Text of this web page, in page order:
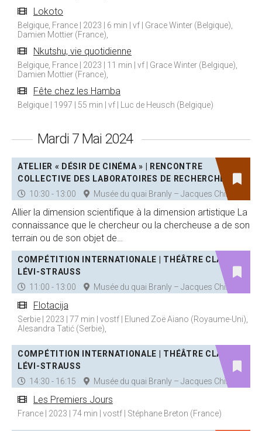
Lokoto
Belgique, France | 2023 | 6 min | vf | Grace Winter (Belgique),
Damien Mottier (France),
Nkutshu, vie quotidienne
Belgique, France | 2023 | 11 min | vf | Grace Winter (Belgique),
Damien Mottier (France),
Fête chez les Hamba
Belgique | 1997 | 55 min | vf | Luc de Heusch (Belgique)
Mardi 7 Mai 2024
ATELIER « DÉSIR DE CINÉMA » | RENCONTRE
COLLECTIVE DES LABORATOIRES DE RECHERCHE
10:30 - 13:00
Musée du quai Branly – Jacques Chirac
Allier la dimension scientifique à la dimension artistique La
connaissance que le chercheur ou la chercheuse a de son
terrain ou de son objet de…
COMPÉTITION INTERNATIONALE | THÉÂTRE CLAUDE
LÉVI-STRAUSS
11:00 - 13:00
Musée du quai Branly – Jacques Chirac
Flotacija
Serbie | 2023 | 77 min | vostf | Eluned Zoë Aiano (Royaume-Uni),
Alesandra Tatić (Serbie),
COMPÉTITION INTERNATIONALE | THÉÂTRE CLAUDE
LÉVI-STRAUSS
14:30 - 16:15
Musée du quai Branly – Jacques Chirac
Les Premiers Jours
France | 2023 | 74 min | vostf | Stéphane Breton (France)